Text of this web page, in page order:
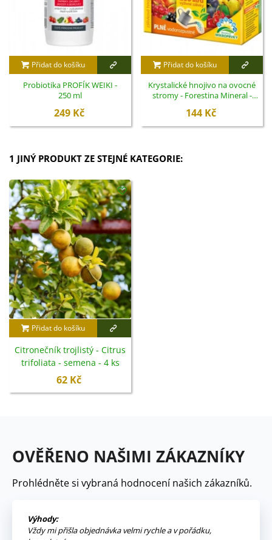
Přidat do košíku
Probiotika PROFÍK WEIKI -
250 ml
249 Kč
Přidat do košíku
Krystalické hnojivo na ovocné
stromy - Forestina Mineral -
144 Kč
1 JINÝ PRODUKT ZE STEJNÉ KATEGORIE:
Přidat do košíku
Citronečník trojlistý - Citrus
trifoliata - semena - 4 ks
62 Kč
OVĚŘENO NAŠIMI ZÁKAZNÍKY
Prohlédněte si vybraná hodnocení našich zákazníků.
Výhody:
Vždy mi přišla objednávka velmi rychle a v pořádku,